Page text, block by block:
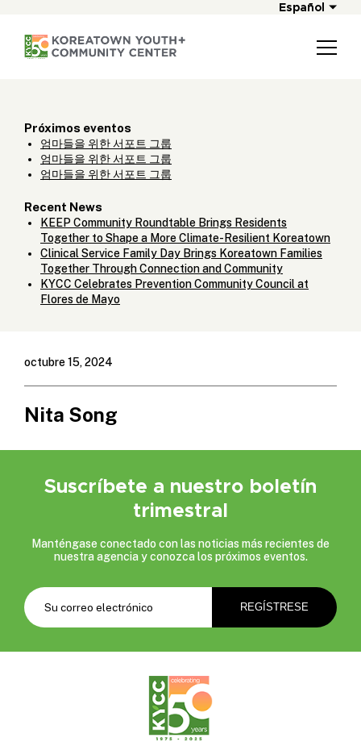
Español
Próximos eventos
엄마들을 위한 서포트 그룹
엄마들을 위한 서포트 그룹
엄마들을 위한 서포트 그룹
Recent News
KEEP Community Roundtable Brings Residents
Together to Shape a More Climate-Resilient Koreatown
Clinical Service Family Day Brings Koreatown Families
Together Through Connection and Community
KYCC Celebrates Prevention Community Council at
Flores de Mayo
octubre 15, 2024
Nita Song
Suscríbete a nuestro boletín
trimestral
Manténgase conectado con las noticias más recientes de
nuestra agencia y conozca los próximos eventos.